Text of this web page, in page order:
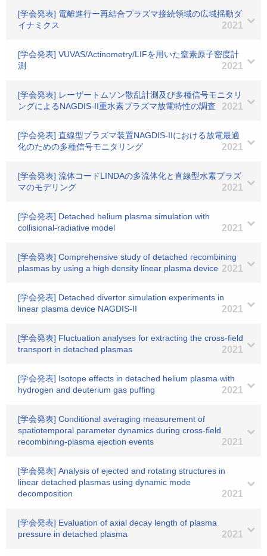
[学会発表] 電離進行ー再結合プラズマ接続領域の広域揺動ダ
イナミクス
2021
[学会発表] VUVAS/Actinometry/LIFを用いた窒素原子密度計
測
2021
[学会発表] レーザートムソン散乱計測及び多種信号モニタリ
ングによるNAGDIS-II重水素プラズマ放電特性の調査
2021
[学会発表] 直線型プラズマ装置NAGDIS-IIにおける放電最適
化のための多種信号モニタリング
2021
[学会発表] 流体コードLINDAの多流体化と直線型水素プラズ
マのモデリング
2021
[学会発表] Detached helium plasma simulation with
collisional-radiative model
2021
[学会発表] Comprehensive study of detached recombining
plasmas by using a high density linear plasma device 2021
[学会発表] Detached divertor simulation experiments in
linear plasma device NAGDIS-II
2021
[学会発表] Fluctuation analyses for extracting the cross-field
transport in detached plasmas
2021
[学会発表] Isotope effects in detached helium plasma with
hydrogen and deuterium gas puffing
2021
[学会発表] Conditional averaging measurement of
spatiotemporal parameter dynamics during cross-field
recombining-plasma ejection events
2021
[学会発表] Analysis of ejected and rotating structures in
linear detached plasmas using dynamic mode
decomposition
2021
[学会発表] Evaluation of axial decay length of plasma
pressure in detached plasma
2021